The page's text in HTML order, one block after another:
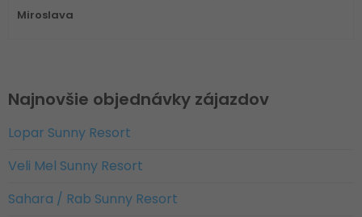
Miroslava
Najnovšie objednávky zájazdov
Lopar Sunny Resort
Veli Mel Sunny Resort
Sahara / Rab Sunny Resort